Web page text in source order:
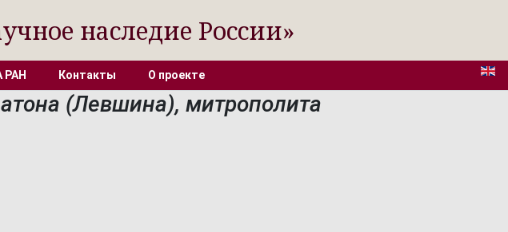
наследие России»
РАН Контакты О проекте
(Левшина), митрополита